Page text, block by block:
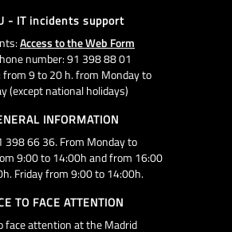
- IT incidents support
Access to the Web Form
number: 91 398 88 01
from 9 to 20 h. from Monday to
(except national holidays)
INFORMATION
398 66 36. From Monday to
9:00 to 14:00h and from 16:00
Friday from 9:00 to 14:00h.
TO FACE ATTENTION
face attention at the Madrid